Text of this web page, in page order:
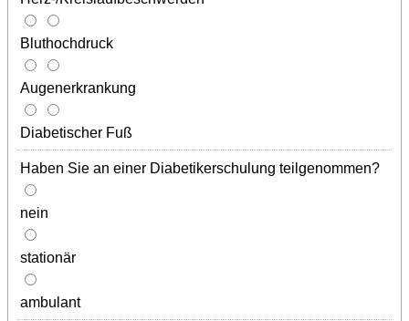
Bluthochdruck
Augenerkrankung
Diabetischer Fuß
Haben Sie an einer Diabetikerschulung teilgenommen?
nein
stationär
ambulant